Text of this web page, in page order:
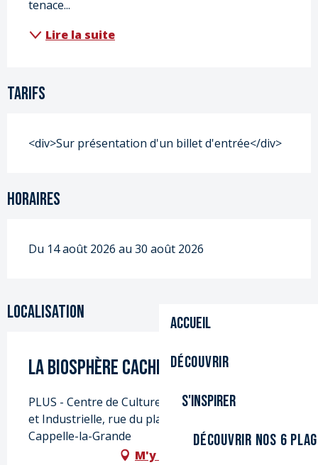
Accueil
Découvrir
S'inspirer
Découvrir nos 6
tenace...
Lire la suite
Tarifs
<div>Sur présentation d'un billet d'entrée</div>
Horaires
Du 14 août 2026 au 30 août 2026
Localisation
La biosphère cachée
PLUS - Centre de Culture Scientifique, Technique
et Industrielle, rue du planétarium, 59180
Cappelle-la-Grande
M'y rendre